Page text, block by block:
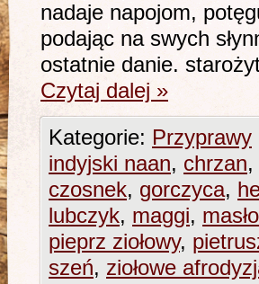
nadaje napojom,
podając na swych
ostatnie danie.
Czytaj dalej »
Kategorie: Przyprawy
indyjski naan, chrzan,
czosnek, gorczyca,
lubczyk, maggi,
pieprz ziołowy,
szeń, ziołowe